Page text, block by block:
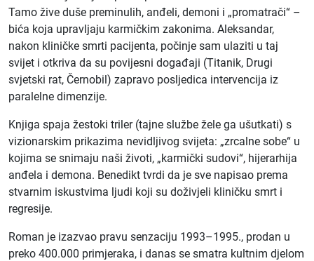
Tamo žive duše preminulih, anđeli, demoni i „promatrači“ –
bića koja upravljaju karmičkim zakonima. Aleksandar,
nakon kliničke smrti pacijenta, počinje sam ulaziti u taj
svijet i otkriva da su povijesni događaji (Titanik, Drugi
svjetski rat, Černobil) zapravo posljedica intervencija iz
paralelne dimenzije.
Knjiga spaja žestoki triler (tajne službe žele ga ušutkati) s
vizionarskim prikazima nevidljivog svijeta: „zrcalne sobe“ u
kojima se snimaju naši životi, „karmički sudovi“, hijerarhija
anđela i demona. Benedikt tvrdi da je sve napisao prema
stvarnim iskustvima ljudi koji su doživjeli kliničku smrt i
regresije.
Roman je izazvao pravu senzaciju 1993–1995., prodan u
preko 400.000 primjeraka, i danas se smatra kultnim djelom